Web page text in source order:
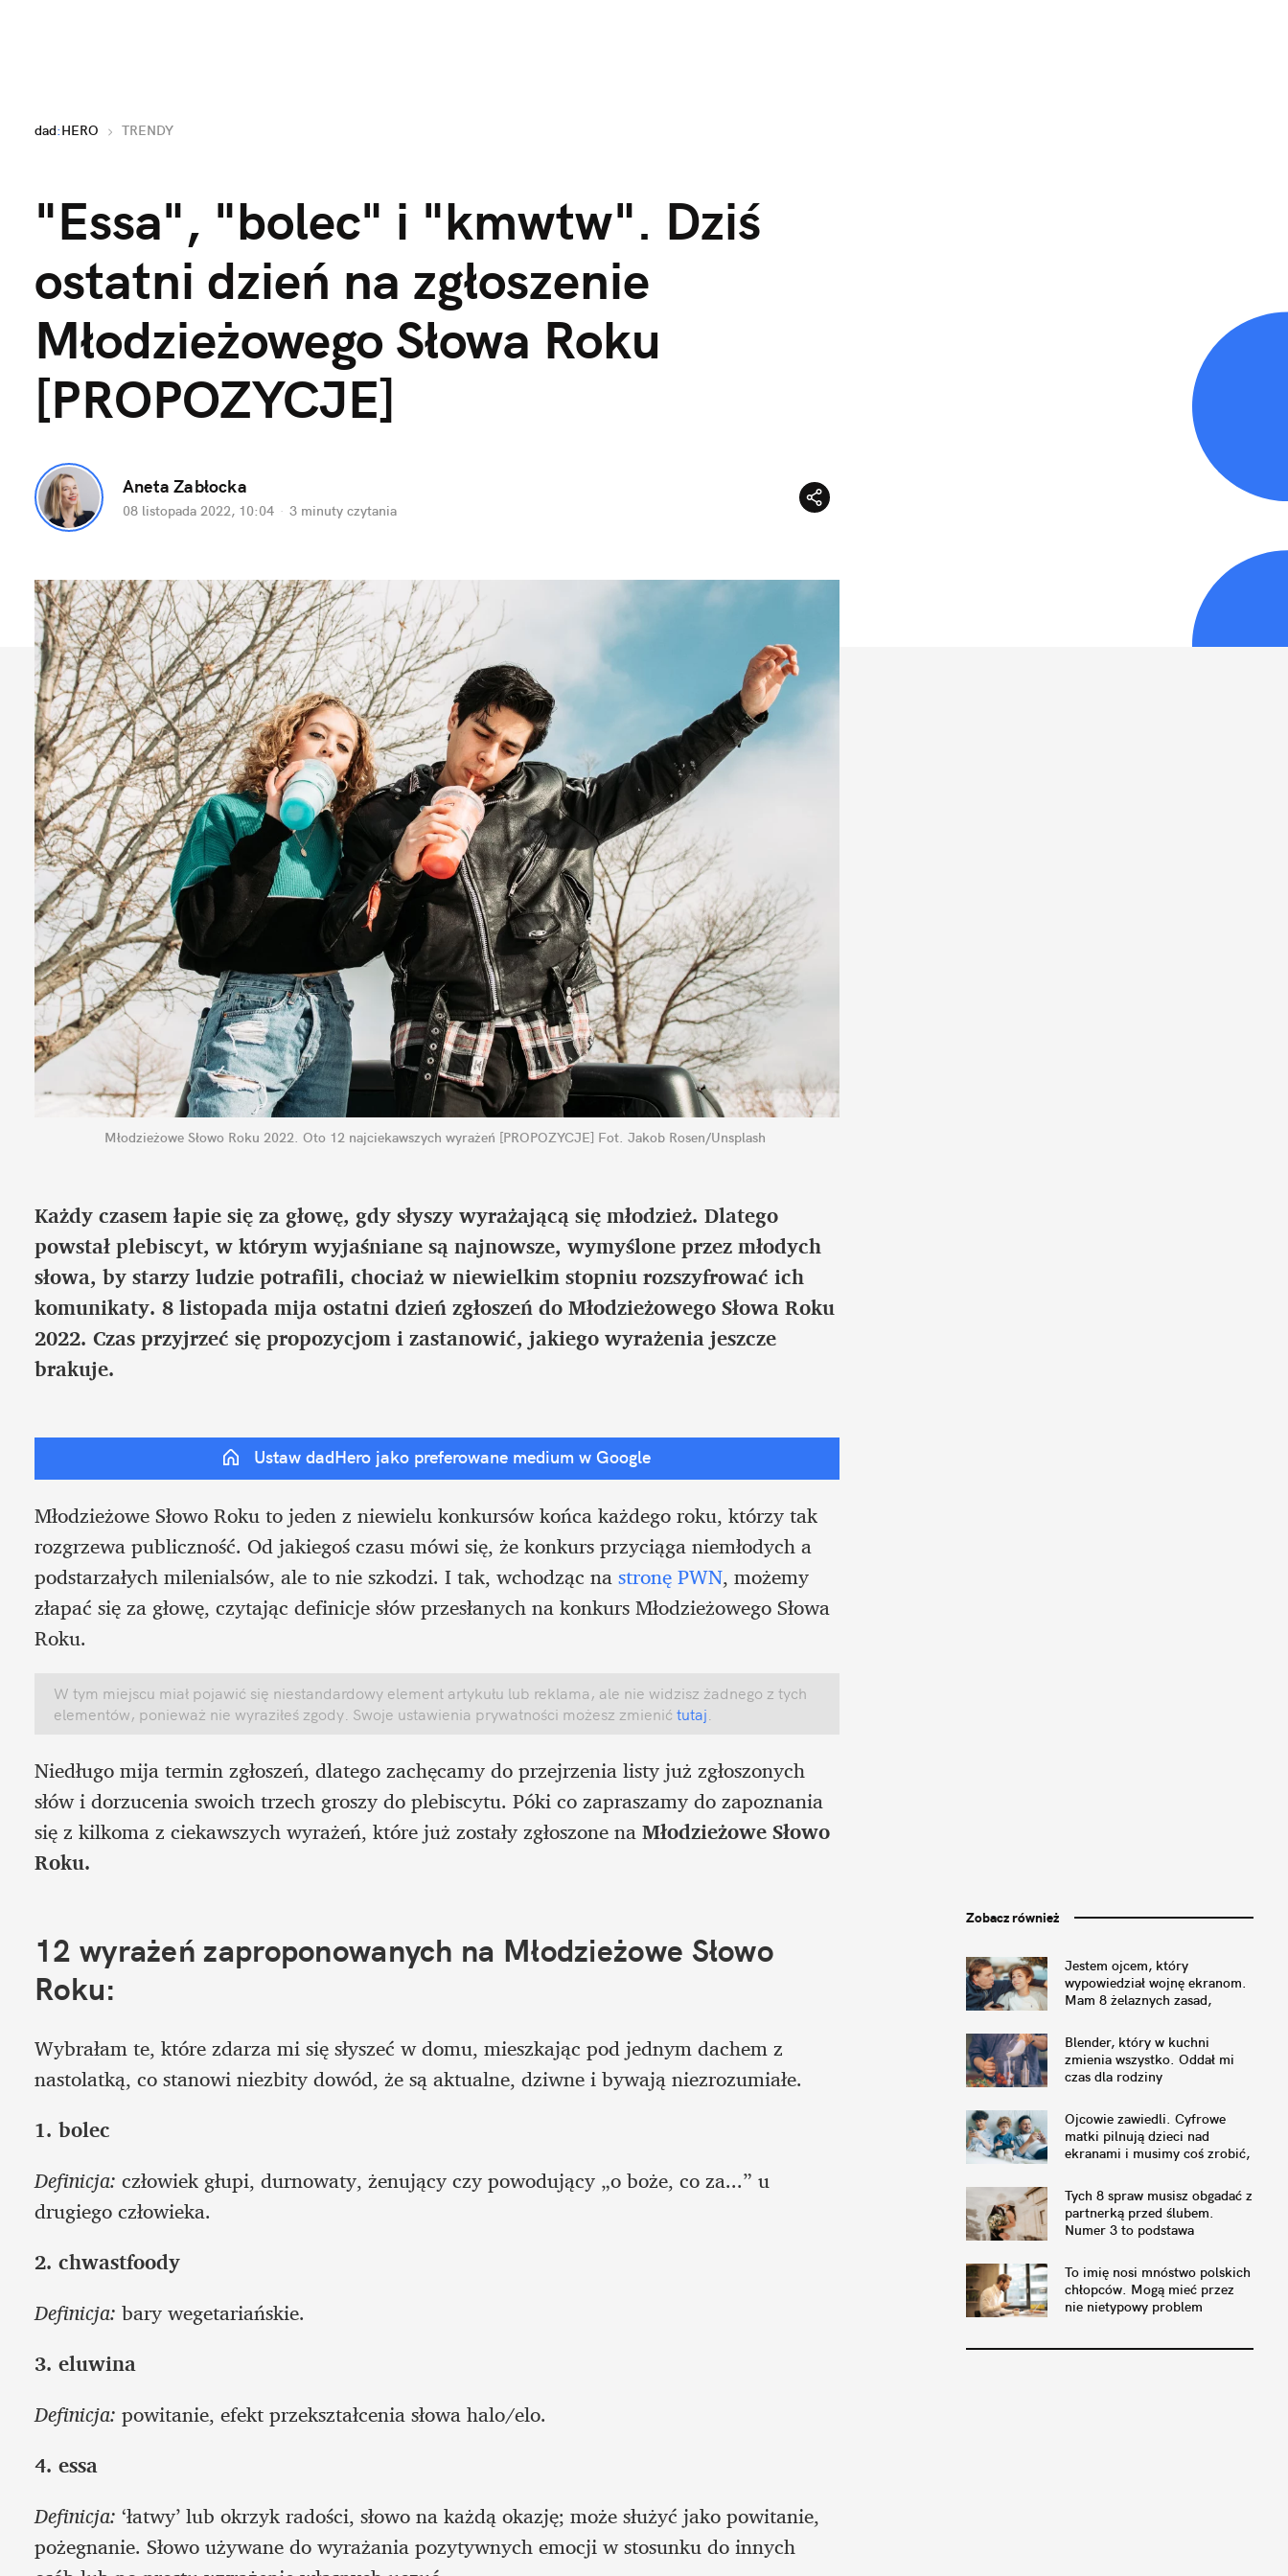
dad:HERO TRENDY
"Essa", "bolec" i "kmwtw". Dziś
ostatni dzień na zgłoszenie
Młodzieżowego Słowa Roku
[PROPOZYCJE]
Aneta Zabłocka
08 listopada 2022, 10:04 · 3 minuty czytania
Młodzieżowe Słowo Roku 2022. Oto 12 najciekawszych wyrażeń [PROPOZYCJE] Fot. Jakob Rosen/Unsplash
Każdy czasem łapie się za głowę, gdy słyszy wyrażającą się młodzież. Dlatego
powstał plebiscyt, w którym wyjaśniane są najnowsze, wymyślone przez młodych
słowa, by starzy ludzie potrafili, chociaż w niewielkim stopniu rozszyfrować ich
komunikaty. 8 listopada mija ostatni dzień zgłoszeń do Młodzieżowego Słowa Roku
2022. Czas przyjrzeć się propozycjom i zastanowić, jakiego wyrażenia jeszcze
brakuje.
Ustaw dadHero jako preferowane medium w Google
Młodzieżowe Słowo Roku to jeden z niewielu konkursów końca każdego roku, którzy tak
rozgrzewa publiczność. Od jakiegoś czasu mówi się, że konkurs przyciąga niemłodych a
podstarzałych milenialsów, ale to nie szkodzi. I tak, wchodząc na stronę PWN, możemy
złapać się za głowę, czytając definicje słów przesłanych na konkurs Młodzieżowego Słowa
Roku.
W tym miejscu miał pojawić się niestandardowy element artykułu lub reklama, ale nie widzisz żadnego z tych
elementów, ponieważ nie wyraziłeś zgody. Swoje ustawienia prywatności możesz zmienić tutaj
Niedługo mija termin zgłoszeń, dlatego zachęcamy do przejrzenia listy już zgłoszonych
słów i dorzucenia swoich trzech groszy do plebiscytu. Póki co zapraszamy do zapoznania
się z kilkoma z ciekawszych wyrażeń, które już zostały zgłoszone na Młodzieżowe Słowo
Roku.
12 wyrażeń zaproponowanych na Młodzieżowe Słowo
Roku:
Wybrałam te, które zdarza mi się słyszeć w domu, mieszkając pod jednym dachem z
nastolatką, co stanowi niezbity dowód, że są aktualne, dziwne i bywają niezrozumiałe.
1. bolec
Definicja: człowiek głupi, durnowaty, żenujący czy powodujący „o boże, co za...” u
drugiego człowieka.
2. chwastfoody
Definicja: bary wegetariańskie.
3. eluwina
Definicja: powitanie, efekt przekształcenia słowa halo/elo.
4. essa
Definicja: ‘łatwy’ lub okrzyk radości, słowo na każdą okazję; może służyć jako powitanie,
pożegnanie. Słowo używane do wyrażania pozytywnych emocji w stosunku do innych
Zobacz również
Jestem ojcem, który
wypowiedział wojnę ekranom.
Mam 8 żelaznych zasad,
Blender, który w kuchni
zmienia wszystko. Oddał mi
czas dla rodziny
Ojcowie zawiedli. Cyfrowe
matki pilnują dzieci nad
ekranami i musimy coś zrobić,
Tych 8 spraw musisz obgadać z
partnerką przed ślubem.
Numer 3 to podstawa
To imię nosi mnóstwo polskich
chłopców. Mogą mieć przez
nie nietypowy problem